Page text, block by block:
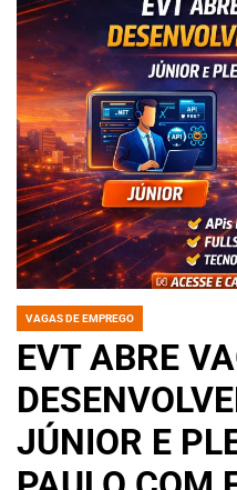
POSTED
VAGAS DE EMPREGO
EVT ABRE
JÚNIOR E